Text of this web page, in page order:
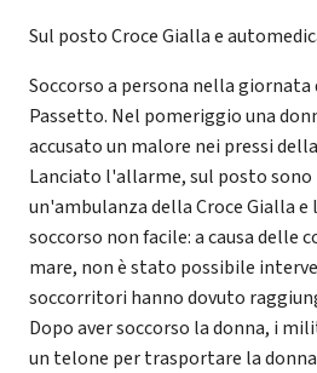
Sul posto Croce Gialla e
Soccorso a persona nella
Passetto. Nel pomeriggio una
accusato un malore nei pressi
Lanciato l'allarme, sul posto
un'ambulanza della Croce Gialla e
soccorso non facile: a causa delle
mare, non è stato possibile
soccorritori hanno dovuto
Dopo aver soccorso la donna, i
un telone per trasportare la